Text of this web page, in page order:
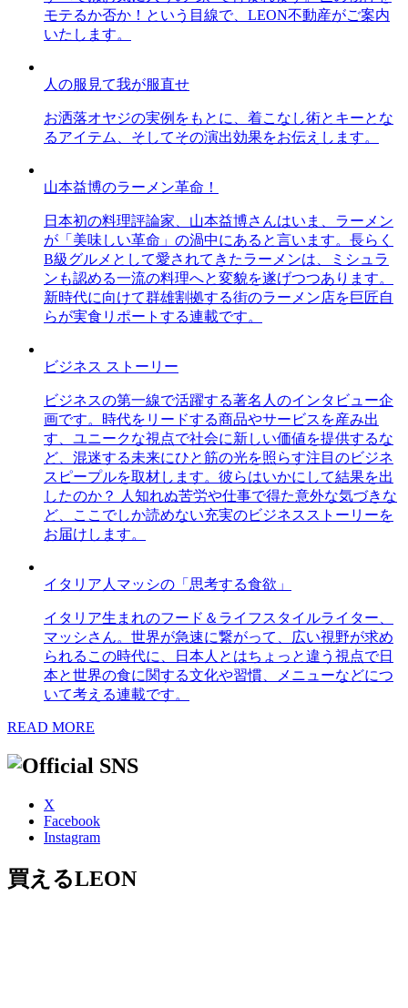
モテるか否か！という目線で、LEON不動産がご案内
いたします。
人の服見て我が服直せ
お洒落オヤジの実例をもとに、着こなし術とキーとな
るアイテム、そしてその演出効果をお伝えします。
山本益博のラーメン革命！
日本初の料理評論家、山本益博さんはいま、ラーメン
が「美味しい革命」の渦中にあると言います。長らく
B級グルメとして愛されてきたラーメンは、ミシュラ
ンも認める一流の料理へと変貌を遂げつつあります。
新時代に向けて群雄割拠する街のラーメン店を巨匠自
らが実食リポートする連載です。
ビジネス ストーリー
ビジネスの第一線で活躍する著名人のインタビュー企
画です。時代をリードする商品やサービスを産み出
す、ユニークな視点で社会に新しい価値を提供するな
ど、混迷する未来にひと筋の光を照らす注目のビジネ
スピープルを取材します。彼らはいかにして結果を出
したのか？ 人知れぬ苦労や仕事で得た意外な気づきな
ど、ここでしか読めない充実のビジネスストーリーを
お届けします。
イタリア人マッシの「思考する食欲」
イタリア生まれのフード＆ライフスタイルライター、
マッシさん。世界が急速に繋がって、広い視野が求め
られるこの時代に、日本人とはちょっと違う視点で日
本と世界の食に関する文化や習慣、メニューなどにつ
いて考える連載です。
READ MORE
X
Facebook
Instagram
買えるLEON